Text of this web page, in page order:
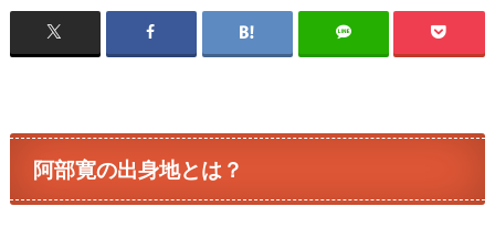
阿部寛の出身地とは？